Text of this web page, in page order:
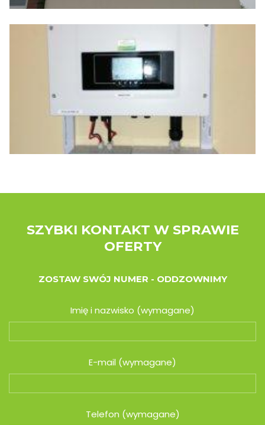
SZYBKI KONTAKT W SPRAWIE
OFERTY
ZOSTAW SWÓJ NUMER - ODDZOWNIMY
Imię i nazwisko (wymagane)
E-mail (wymagane)
Telefon (wymagane)